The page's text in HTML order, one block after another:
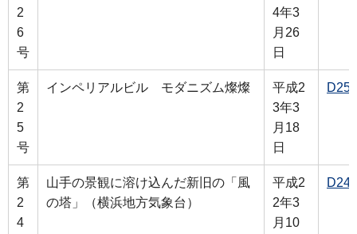
2
6
号
4年3
月26
日
第
2
5
号
インペリアルビル モダニズム燦燦
平成2
3年3
月18
日
D25
第
2
4
山手の景観に溶け込んだ新旧の「風
の塔」（横浜地方気象台）
平成2
2年3
月10
D24